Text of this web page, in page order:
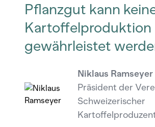
Pflanzgut kann
Kartoffelproduktion
gewährleistet
Niklaus Ramseyer
Präsident der
Schweizerischer